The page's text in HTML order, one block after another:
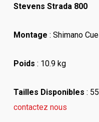
Stevens Strada 800
Montage : Shimano
Poids : 10.9 kg
Tailles Disponibles :
contactez nous